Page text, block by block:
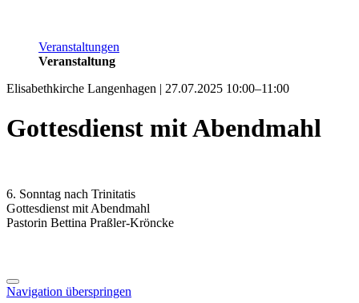
Veranstaltungen
Veranstaltung
Elisabethkirche Langenhagen | 27.07.2025 10:00–11:00
Gottesdienst mit Abendmahl
6. Sonntag nach Trinitatis
Gottesdienst mit Abendmahl
Pastorin Bettina Praßler-Kröncke
Navigation überspringen